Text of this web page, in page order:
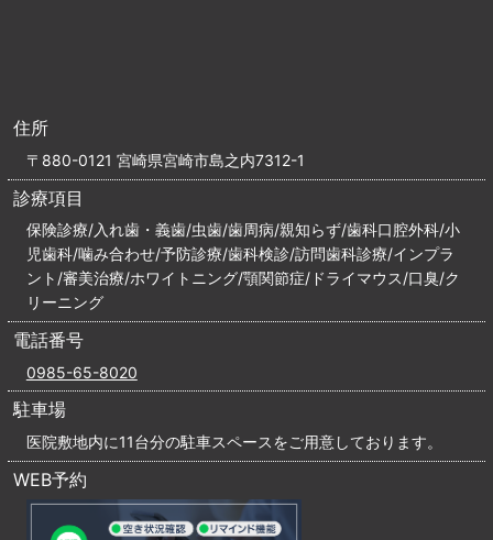
住所
〒880-0121 宮崎県宮崎市島之内7312-1
診療項目
保険診療/入れ歯・義歯/虫歯/歯周病/親知らず/歯科口腔外科/小
児歯科/噛み合わせ/予防診療/歯科検診/訪問歯科診療/インプラ
ント/審美治療/ホワイトニング/顎関節症/ドライマウス/口臭/ク
リーニング
電話番号
0985-65-8020
駐車場
医院敷地内に11台分の駐車スペースをご用意しております。
WEB予約